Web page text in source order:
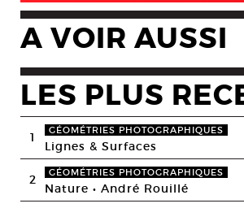
A VOIR AUSSI
LES PLUS
1 GÉOMÉTRIES PHOTOGRAPHIQUES
Lignes & Surfaces
2 GÉOMÉTRIES PHOTOGRAPHIQUES
Nature • André Rouillé